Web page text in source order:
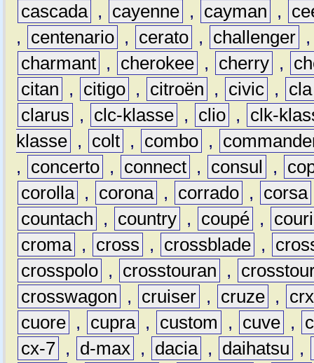
cascada , cayenne , cayman ,
,
centenario , cerato , challenger
charmant , cherokee , cherry ,
citan
, citigo , citroën , civic ,
cla
clarus
, clc-klasse , clio ,
clk-
klasse , colt , combo ,
,
concerto , connect , consul ,
corolla , corona , corrado , corsa
countach
, country , coupé ,
croma , cross , crossblade ,
crosspolo , crosstouran ,
crosswagon
, cruiser , cruze ,
crx
cuore , cupra , custom , cuve ,
cx-7 , d-max , dacia , daihatsu
,